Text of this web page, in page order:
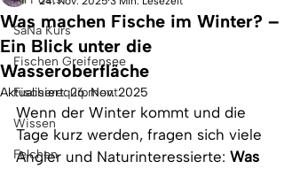
SaNa Kurs
Fischen Greifensee
Fischerequipment
Wissen
Felchen
Was machen Fische im Winter? –
Ein Blick unter die
Wasseroberfläche
Aktualisiert:26. Nov. 2025
Wenn der Winter kommt und die
Tage kurz werden, fragen sich viele
Angler und Naturinteressierte: Was